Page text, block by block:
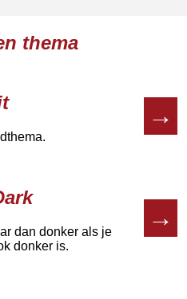
thema
→
dan donker als je
donker is.
→